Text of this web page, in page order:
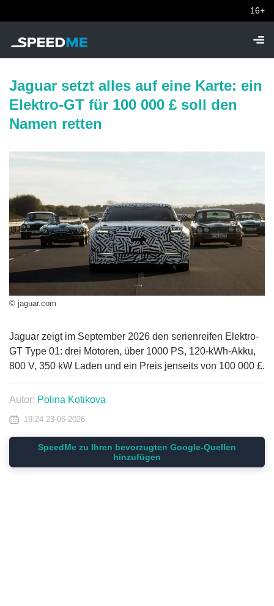
16+
Jaguar setzt alles auf eine Karte: ein
Elektro-GT für 100 000 £ soll den
Namen retten
© jaguar.com
Jaguar zeigt im September 2026 den serienreifen Elektro-
GT Type 01: drei Motoren, über 1000 PS, 120-kWh-Akku,
800 V, 350 kW Laden und ein Preis jenseits von 100 000 £.
Autor: Polina Kotikova
19:24 23-06-2026
SpeedMe zu Ihren bevorzugten Google-Quellen
hinzufügen